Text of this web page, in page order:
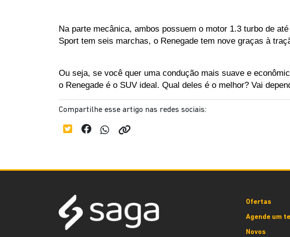
Na parte mecânica, ambos possuem o motor 1.3 turbo de
Sport tem seis marchas, o Renegade tem nove graças à
Ou seja, se você quer uma condução mais suave e
o Renegade é o SUV ideal. Qual deles é o melhor? Vai
Compartilhe esse artigo nas redes sociais:
Ofertas
Agende um
Novos